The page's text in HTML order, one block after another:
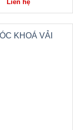
Liên hệ